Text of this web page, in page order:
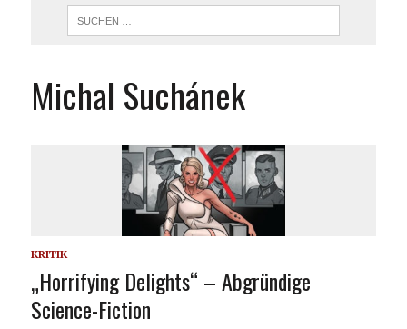
Michal Suchánek
KRITIK
„Horrifying Delights“ – Abgründige
Science-Fiction